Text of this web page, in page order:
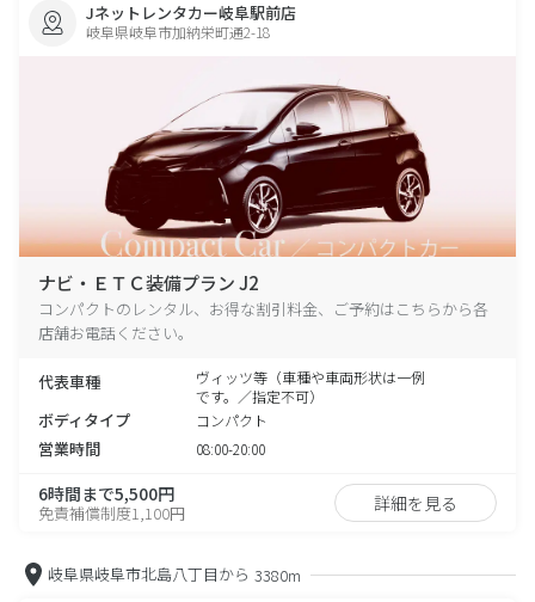
Jネットレンタカー岐阜駅前店
岐阜県岐阜市加納栄町通2-18
ナビ・ＥＴＣ装備プラン J2
コンパクトのレンタル、お得な割引料金、ご予約はこちらから各
店舗お電話ください。
代表車種
ヴィッツ等（車種や車両形状は一例
です。／指定不可）
ボディタイプ コンパクト
営業時間 08:00-20:00
6時間まで5,500円
免責補償制度1,100円 詳細を見る
岐阜県岐阜市北島八丁目から 3380m